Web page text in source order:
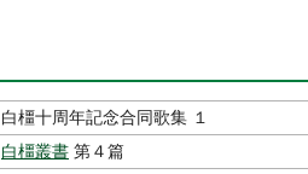
白橿十周年記念合同歌集 １
白橿叢書 第４篇